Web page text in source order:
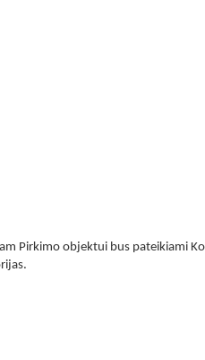
Pirkimo objektui bus pateikiami